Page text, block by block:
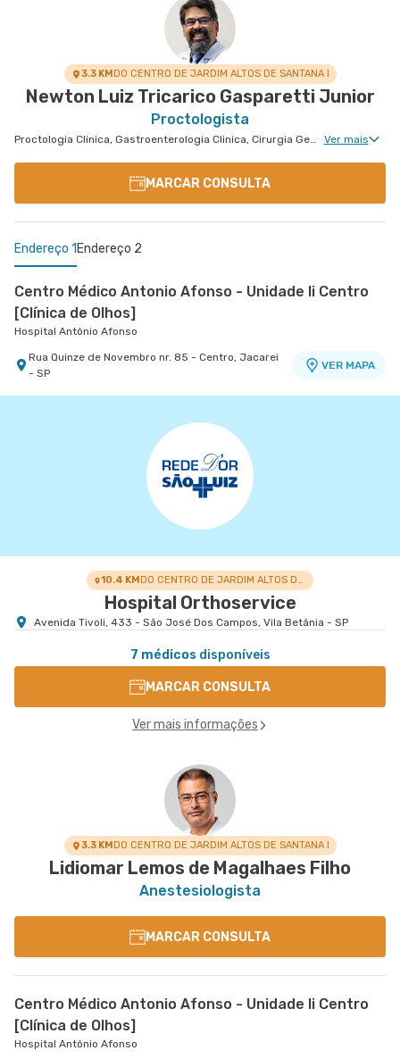
Rua Carlos Maria Auricchio nr. 70 - Jardim
Aquarius, Sao Jose Dos Campos - SP
3.3 KMDO CENTRO DE JARDIM ALTOS DE SANTANA I
Newton Luiz Tricarico Gasparetti Junior
Proctologista
Proctologia Clinica, Gastroenterologia Clinica, Cirurgia Geral, Cirurgia do Aparelho Digestivo, Doenças Inflamatórias Intestinais Ver mais
MARCAR CONSULTA
Endereço 1 Endereço 2
Centro Médico Antonio Afonso - Unidade Ii Centro
[Clínica de Olhos]
Hospital Antônio Afonso
Rua Quinze de Novembro nr. 85 - Centro, Jacarei
- SP
VER MAPA
Centro Médico Vivalle - Unidade Carlos Maria
Rua Carlos Maria Auricchio nr. 70 - Jardim
Aquarius, Sao Jose Dos Campos - SP
10.4 KM DO CENTRO DE JARDIM ALTOS DE SANTANA I
Hospital Orthoservice
Avenida Tivoli, 433 - São José Dos Campos, Vila Betânia - SP
7 médicos disponíveis
MARCAR CONSULTA
Ver mais informações
3.3 KMDO CENTRO DE JARDIM ALTOS DE SANTANA I
Lidiomar Lemos de Magalhaes Filho
Anestesiologista
MARCAR CONSULTA
Centro Médico Antonio Afonso - Unidade Ii Centro
[Clínica de Olhos]
Hospital Antônio Afonso